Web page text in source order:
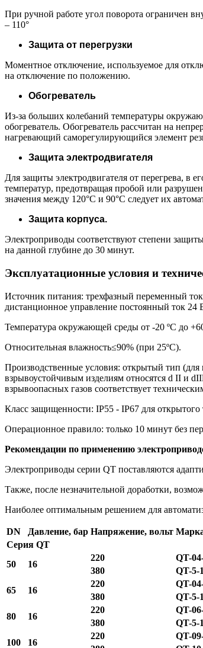
При ручной работе угол поворота ограничен
– 110°
Защита от перегрузки
Моментное отключение, используемое для
на отключение по положению.
Обогреватель
Из-за больших колебаний температуры
обогреватель. Обогреватель рассчитан на
нагревающий саморегулирующийся элемент
Защита электродвигателя
Для защиты электродвигателя от перегрева,
температур, предотвращая пробой или
значения между 120°С и 90°С следует их
Защита корпуса.
Электроприводы соответствуют степени
на данной глубине до 30 минут.
Эксплуатационные условия и
Источник питания: трехфазный переменный
дистанционное управление постоянный ток 24
Температура окружающей среды от -20 ºС до
Относительная влажность≤90% (при 25ºС).
Производственные условия: открытый тип (для
взрывоустойчивым изделиям относятся d II и
взрывоопасных газов соответствует
Класс защищенности: IP55 - IР67 для открытого
Операционное правило: только 10 минут без
Рекомендации по применению
Электроприводы серии QT поставляются
Также, после незначительной доработки,
Наиболее оптимальным решением для
DN Давление, бар Напряжение, вольт
Серия QT
50
16
220 QT-
380
QT-5-1
65
16
220
QT-
380
QT-5-1
80
16
220
QT-
380
QT-5-1
100
16
220
QT-